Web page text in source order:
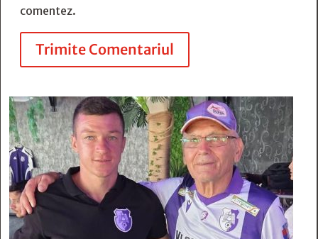
comentez.
Trimite Comentariul